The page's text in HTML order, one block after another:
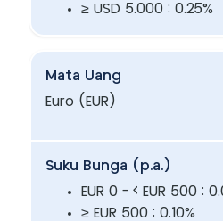
≥ USD 5.000 : 0.25%
Mata Uang
Euro (EUR)
Suku Bunga (p.a.)
EUR 0 - < EUR 500 :
≥ EUR 500 : 0.10%